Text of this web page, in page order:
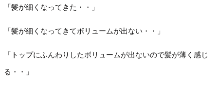
「髪が細くなってきた・・」
「髪が細くなってきてボリュームが出ない・・」
「トップにふんわりしたボリュームが出ないので髪が薄く感じ
る・・」